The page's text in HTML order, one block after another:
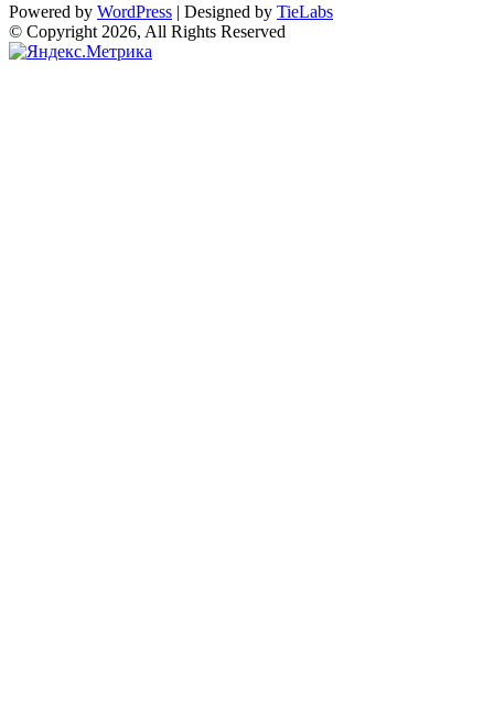
Powered by WordPress | Designed by TieLabs
© Copyright 2026, All Rights Reserved